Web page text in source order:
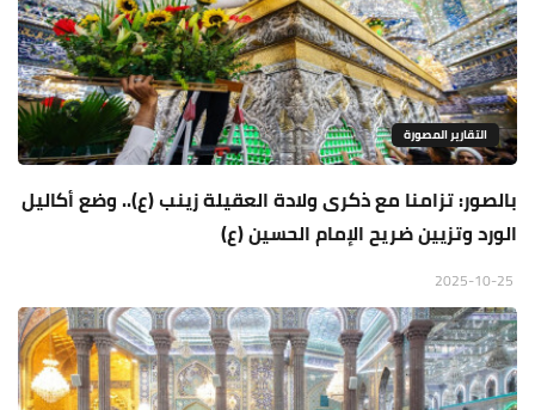
التقارير المصورة
بالصور: تزامنا مع ذكرى ولادة العقيلة زينب (ع).. وضع أكاليل
الورد وتزيين ضريح الإمام الحسين (ع)